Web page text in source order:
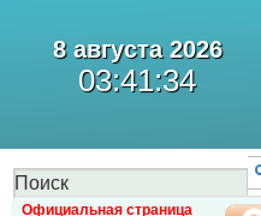
8 августа 2026
03:41:34
Официальная страница